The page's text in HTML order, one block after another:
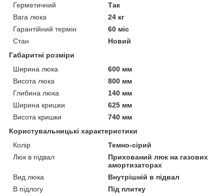
Герметичний
Так
Вага люка
24 кг
Гарантійний термін
60 міс
Стан
Новий
Габаритні розміри
Ширина люка
600 мм
Висота люка
800 мм
Глибина люка
140 мм
Ширина кришки
625 мм
Висота кришки
740 мм
Користувальницькі характеристики
Колір
Темно-сірий
Люк в підвал
Прихований люк на газових
амортизаторах
Вид люка
Внутрішній в підвал
В підлогу
Під плитку